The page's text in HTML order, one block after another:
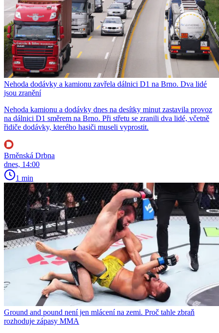
Nehoda dodávky a kamionu zavřela dálnici D1 na Brno. Dva lidé
jsou zranění
Nehoda kamionu a dodávky dnes na desítky minut zastavila provoz
na dálnici D1 směrem na Brno. Při střetu se zranili dva lidé, včetně
řidiče dodávky, kterého hasiči museli vyprostit.
Brněnská Drbna
dnes, 14:00
1 min
Ground and pound není jen mlácení na zemi. Proč tahle zbraň
rozhoduje zápasy MMA